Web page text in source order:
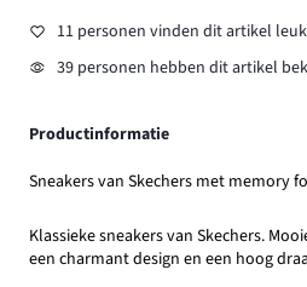
11 personen vinden dit artikel leuk
39 personen hebben dit artikel
Productinformatie
Sneakers van Skechers met memory
Klassieke sneakers van Skechers.
een charmant design en een hoog